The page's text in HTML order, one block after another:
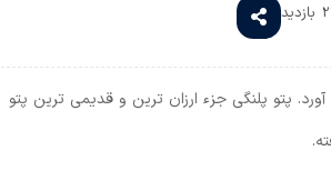
پتو پلنگی جزء ارزان ترین و قدیمی ترین پتو